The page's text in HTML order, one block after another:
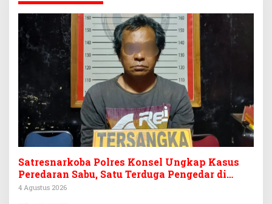
Satresnarkoba Polres Konsel Ungkap Kasus
Peredaran Sabu, Satu Terduga Pengedar di
Tinanggea Ditangkap
4 Agustus 2026